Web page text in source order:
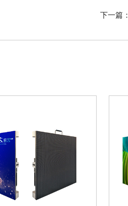
下一篇：